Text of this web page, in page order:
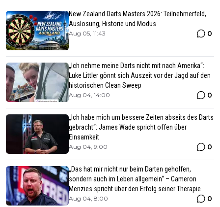
New Zealand Darts Masters 2026: Teilnehmerfeld,
Auslosung, Historie und Modus
Aug 05, 11:43 0
„Ich nehme meine Darts nicht mit nach Amerika“:
Luke Littler gönnt sich Auszeit vor der Jagd auf den
historischen Clean Sweep
Aug 04, 14:00 0
„Ich habe mich um bessere Zeiten abseits des Darts
gebracht“: James Wade spricht offen über
Einsamkeit
Aug 04, 9:00 0
„Das hat mir nicht nur beim Darten geholfen,
sondern auch im Leben allgemein“ – Cameron
Menzies spricht über den Erfolg seiner Therapie
Aug 04, 8:00 0